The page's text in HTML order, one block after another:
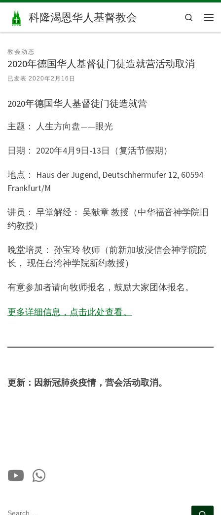
Skip to content
科隆渴恩华人基督教会
Search
教会动态
2020年德国华人基督徒门徒造就营活动取消
已发表 2020年2月16日
2020年德国华人基督徒门徒造就营
主题： 人生方向盘——眼光
日期： 2020年4月9日-13日（复活节假期）
地点： Haus der Jugend, Deutschherrnufer 12, 60594
Frankfurt/M
讲员： 早堂解经： 吴献章 教授（中华福音神学院旧
约教授）
晚堂培灵： 孙宝玲 牧师（前新加坡浸信会神学院院
长， 现任台湾神学院新约教授）
有意参加者请向牧师报名，鼓励大家团体报名。
更多详细信息，点击此处查看。
更新：因新冠肺炎疫情，营会活动取消。
SEARCH